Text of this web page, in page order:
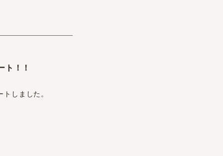
！！
しました。